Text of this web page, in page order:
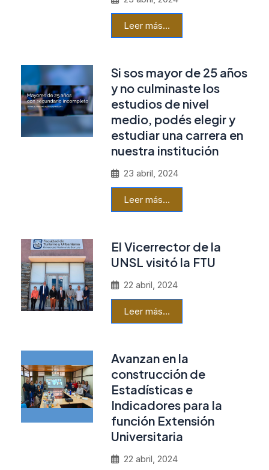
Leer más…
Si sos mayor de 25 años
y no culminaste los
estudios de nivel
medio, podés elegir y
estudiar una carrera en
nuestra institución
23 abril, 2024
Leer más…
El Vicerrector de la
UNSL visitó la FTU
22 abril, 2024
Leer más…
Avanzan en la
construcción de
Estadísticas e
Indicadores para la
función Extensión
Universitaria
22 abril, 2024